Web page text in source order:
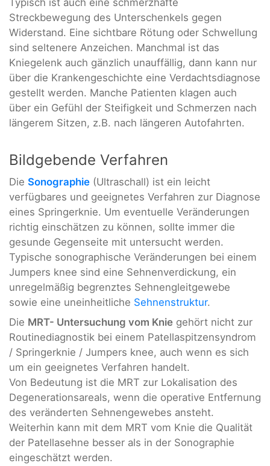
Streckbewegung des Unterschenkels gegen
Widerstand. Eine sichtbare Rötung oder Schwellung
sind seltenere Anzeichen. Manchmal ist das
Kniegelenk auch gänzlich unauffällig, dann kann nur
über die Krankengeschichte eine Verdachtsdiagnose
gestellt werden. Manche Patienten klagen auch
über ein Gefühl der Steifigkeit und Schmerzen nach
längerem Sitzen, z.B. nach längeren Autofahrten.
Bildgebende Verfahren
Die Sonographie (Ultraschall) ist ein leicht
verfügbares und geeignetes Verfahren zur Diagnose
eines Springerknie. Um eventuelle Veränderungen
richtig einschätzen zu können, sollte immer die
gesunde Gegenseite mit untersucht werden.
Typische sonographische Veränderungen bei einem
Jumpers knee sind eine Sehnenverdickung, ein
unregelmäßig begrenztes Sehnengleitgewebe
sowie eine uneinheitliche Sehnenstruktur.
Die MRT- Untersuchung vom Knie gehört nicht zur
Routinediagnostik bei einem Patellaspitzensyndrom
/ Springerknie / Jumpers knee, auch wenn es sich
um ein geeignetes Verfahren handelt.
Von Bedeutung ist die MRT zur Lokalisation des
Degenerationsareals, wenn die operative Entfernung
des veränderten Sehnengewebes ansteht.
Weiterhin kann mit dem MRT vom Knie die Qualität
der Patellasehne besser als in der Sonographie
eingeschätzt werden.